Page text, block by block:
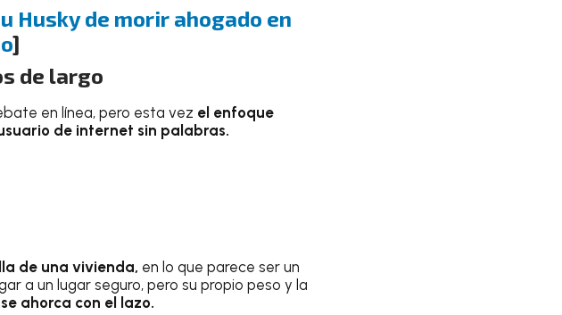
Husky de morir ahogado en
]
de largo
en línea, pero esta vez el enfoque
de internet sin palabras.
de una vivienda, en lo que parece ser un
a un lugar seguro, pero su propio peso y la
ahorca con el lazo.